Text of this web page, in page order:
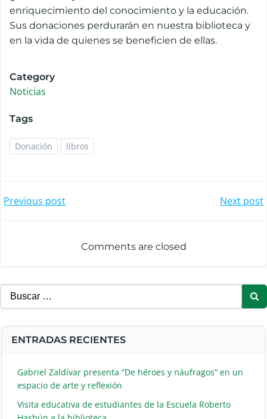
enriquecimiento del conocimiento y la educación.
Sus donaciones perdurarán en nuestra biblioteca y
en la vida de quienes se beneficien de ellas.
Category
Noticias
Tags
Donación libros
Navegación
entradas
Previous post
entradas
Next post
Comments are closed
Buscar:
ENTRADAS RECIENTES
Gabriel Zaldívar presenta “De héroes y náufragos” en un
espacio de arte y reflexión
Visita educativa de estudiantes de la Escuela Roberto